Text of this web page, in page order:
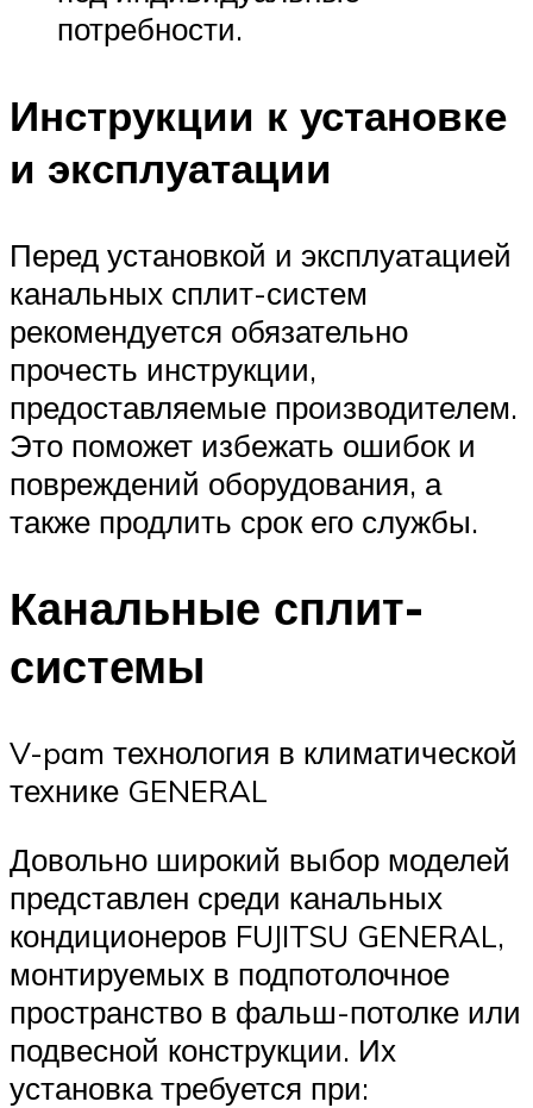
потребности.
Инструкции к установке
и эксплуатации
Перед установкой и эксплуатацией
канальных сплит-систем
рекомендуется обязательно
прочесть инструкции,
предоставляемые производителем.
Это поможет избежать ошибок и
повреждений оборудования, а
также продлить срок его службы.
Канальные сплит-
системы
V-pam технология в климатической
технике GENERAL
Довольно широкий выбор моделей
представлен среди канальных
кондиционеров FUJITSU GENERAL,
монтируемых в подпотолочное
пространство в фальш-потолке или
подвесной конструкции. Их
установка требуется при: